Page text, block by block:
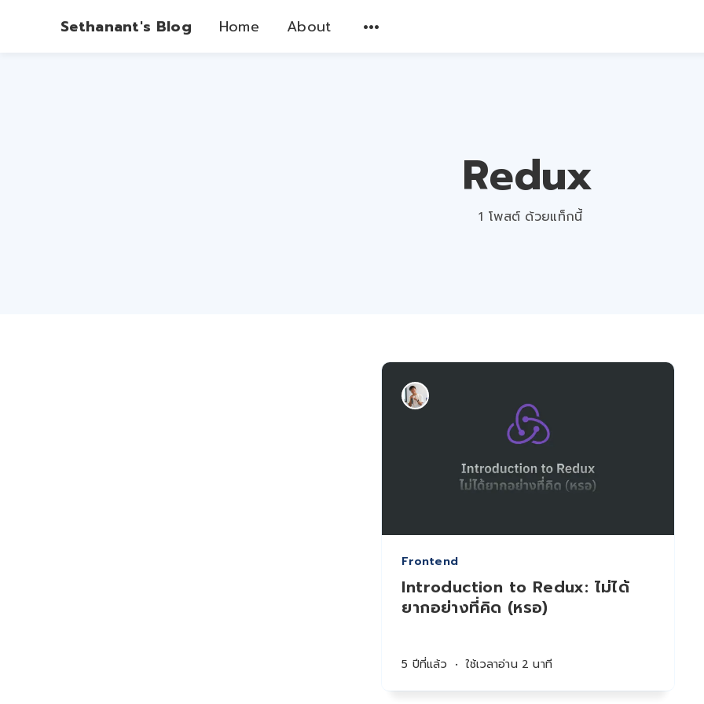
Sethanant's Blog Home About
Redux
1 โพสต์ ด้วยแท็กนี้
Frontend
Introduction to Redux: ไม่ได้
ยากอย่างที่คิด (หรอ)
5 ปีที่แล้ว • ใช้เวลาอ่าน 2 นาที